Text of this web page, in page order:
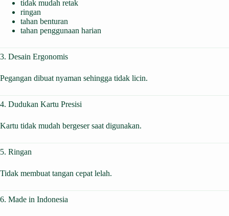
tidak mudah retak
ringan
tahan benturan
tahan penggunaan harian
3. Desain Ergonomis
Pegangan dibuat nyaman sehingga tidak licin.
4. Dudukan Kartu Presisi
Kartu tidak mudah bergeser saat digunakan.
5. Ringan
Tidak membuat tangan cepat lelah.
6. Made in Indonesia